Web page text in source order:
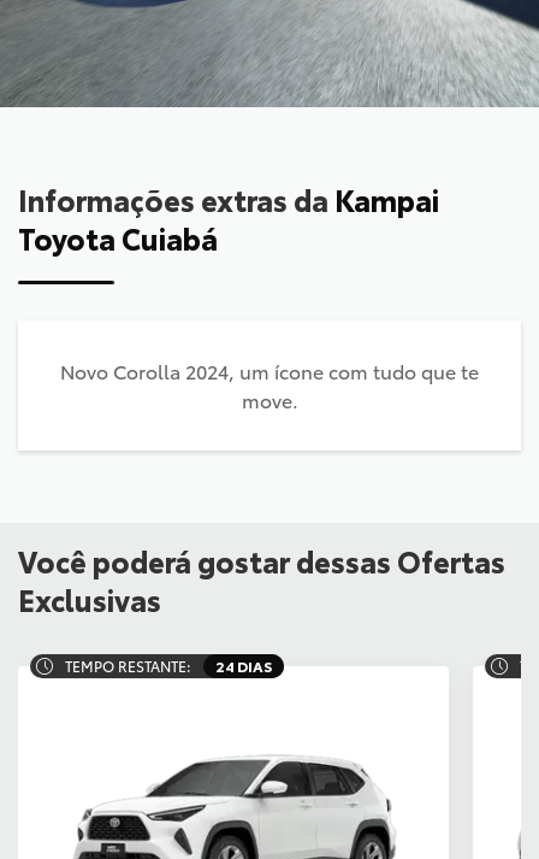
Informações extras da Kampai
Toyota Cuiabá
Novo Corolla 2024, um ícone com tudo que te
move.
Você poderá gostar dessas Ofertas
Exclusivas
TEMPO RESTANTE: 24 DIAS